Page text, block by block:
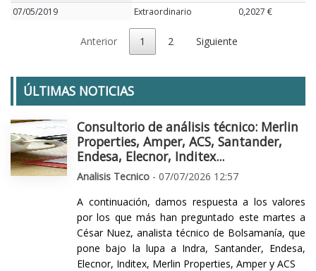
07/05/2019
Extraordinario 0,2027 €
Anterior 1 2 Siguiente
ÚLTIMAS NOTICIAS
Consultorio de análisis técnico: Merlin
Properties, Amper, ACS, Santander,
Endesa, Elecnor, Inditex...
Analisis Tecnico - 07/07/2026 12:57
A continuación, damos respuesta a los valores
por los que más han preguntado este martes a
César Nuez, analista técnico de Bolsamanía, que
pone bajo la lupa a Indra, Santander, Endesa,
Elecnor, Inditex, Merlin Properties, Amper y ACS